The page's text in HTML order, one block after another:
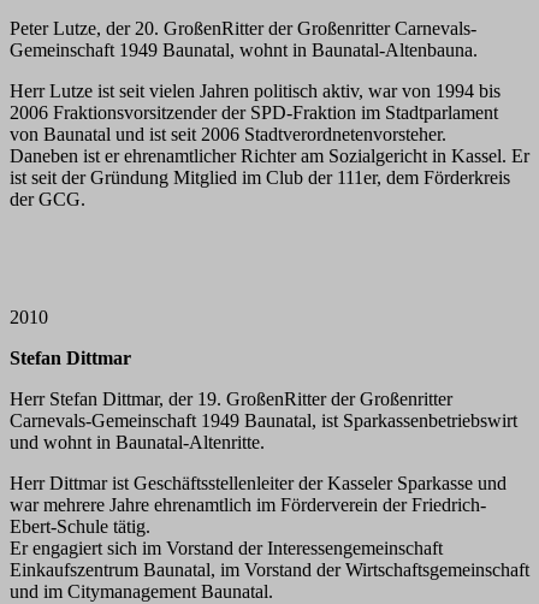
Peter Lutze, der 20. GroßenRitter der Großenritter Carnevals-
Gemeinschaft 1949 Baunatal, wohnt in Baunatal-Altenbauna.
Herr Lutze ist seit vielen Jahren politisch aktiv, war von 1994 bis
2006 Fraktionsvorsitzender der SPD-Fraktion im Stadtparlament
von Baunatal und ist seit 2006 Stadtverordnetenvorsteher.
Daneben ist er ehrenamtlicher Richter am Sozialgericht in Kassel. Er
ist seit der Gründung Mitglied im Club der 111er, dem Förderkreis
der GCG.
2010
Stefan Dittmar
Herr Stefan Dittmar, der 19. GroßenRitter der Großenritter
Carnevals-Gemeinschaft 1949 Baunatal, ist Sparkassenbetriebswirt
und wohnt in Baunatal-Altenritte.
Herr Dittmar ist Geschäftsstellenleiter der Kasseler Sparkasse und
war mehrere Jahre ehrenamtlich im Förderverein der Friedrich-
Ebert-Schule tätig.
Er engagiert sich im Vorstand der Interessengemeinschaft
Einkaufszentrum Baunatal, im Vorstand der Wirtschaftsgemeinschaft
und im Citymanagement Baunatal.